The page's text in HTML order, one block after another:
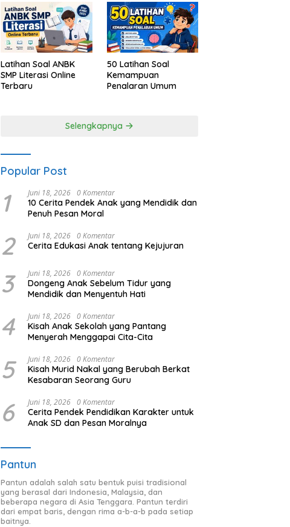
Latihan Soal ANBK
SMP Literasi Online
Terbaru
50 Latihan Soal
Kemampuan
Penalaran Umum
Selengkapnya
Popular Post
1 Juni 18, 2026 0 Komentar
10 Cerita Pendek Anak yang Mendidik dan
Penuh Pesan Moral
2 Juni 18, 2026 0 Komentar
Cerita Edukasi Anak tentang Kejujuran
3 Juni 18, 2026 0 Komentar
Dongeng Anak Sebelum Tidur yang
Mendidik dan Menyentuh Hati
4 Juni 18, 2026 0 Komentar
Kisah Anak Sekolah yang Pantang
Menyerah Menggapai Cita-Cita
5 Juni 18, 2026 0 Komentar
Kisah Murid Nakal yang Berubah Berkat
Kesabaran Seorang Guru
6 Juni 18, 2026 0 Komentar
Cerita Pendek Pendidikan Karakter untuk
Anak SD dan Pesan Moralnya
Pantun
Pantun adalah salah satu bentuk puisi tradisional
yang berasal dari Indonesia, Malaysia, dan
beberapa negara di Asia Tenggara. Pantun terdiri
dari empat baris, dengan rima a-b-a-b pada setiap
baitnya.